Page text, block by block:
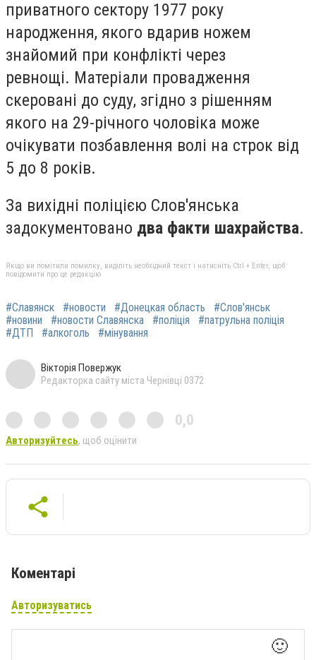
приватного сектору 1977 року
народження, якого вдарив ножем
знайомий при конфлікті через
ревнощі. Матеріали провадження
скеровані до суду, згідно з рішенням
якого на 29-річного чоловіка може
очікувати позбавлення волі на строк від
5 до 8 років.
За вихідні поліцією Слов'янська
задокументовано два факти шахрайства.
Якщо ви помітили помилку, виділіть необхідний текст і натисніть Ctrl + Enter, щоб
повідомити про це редакцію
#Славянск #новости #Донецкая область
#Слов'янськ
#новини
#новости Славянска #поліція
#патрульна поліція
#ДТП
#алкоголь #мінування
Вікторія Повержук
Редакторка сайту міста Чернівці 0372
0,0
Авторизуйтесь, щоб оцінити
Коментарі
Авторизуватись
🙂